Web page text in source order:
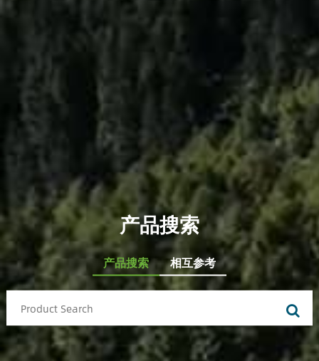
产品搜索
产品搜索 相互参考